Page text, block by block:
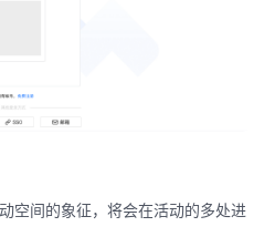
空间的象征，将会在活动的多处进